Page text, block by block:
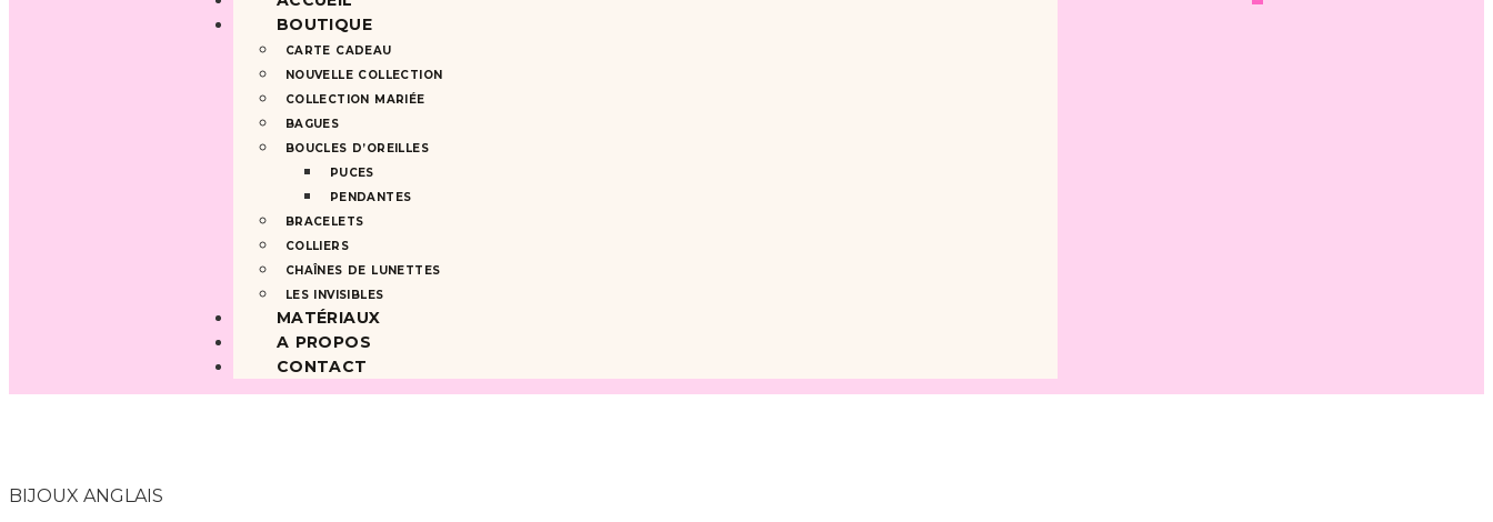
BOUTIQUE
CARTE CADEAU
NOUVELLE COLLECTION
COLLECTION MARIÉE
BAGUES
BOUCLES D’OREILLES
PUCES
PENDANTES
BRACELETS
COLLIERS
CHAÎNES DE LUNETTES
LES INVISIBLES
MATÉRIAUX
A PROPOS
CONTACT
BIJOUX ANGLAIS